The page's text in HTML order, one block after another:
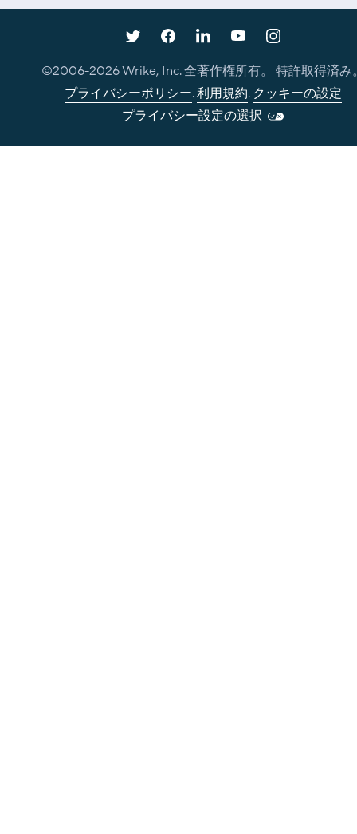
©2006-2026Wrike, Inc. 全著作権所有。 特許取得済み
プライバシーポリシー.利用規約. クッキーの設定
プライバシー設定の選択